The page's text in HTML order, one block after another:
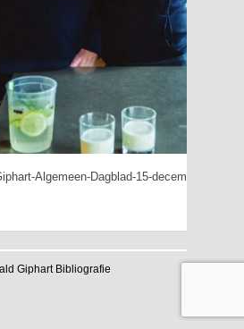
Algemeen-Dagblad-15-december-2018-
Giphart Bibliografie